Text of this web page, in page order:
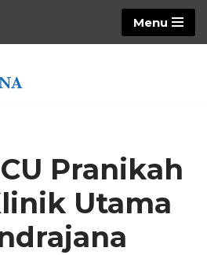
Menu
Pranikah
Utama